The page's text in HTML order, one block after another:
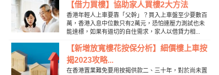
【借力買樓】協助家人買樓2大方法
香港年輕人上車要靠「父幹」？買入上車盤至少要數百
萬，香港入息中位數只有2萬元，恐怕連壓力測試也未
能達標，如果有逼切的自住需求，家人以借貸力相...
【新增放寬樓花按保分析】細價樓上車按
揭2023攻略...
在香港置業難免要用按揭供款二、三十年，對於尚未置